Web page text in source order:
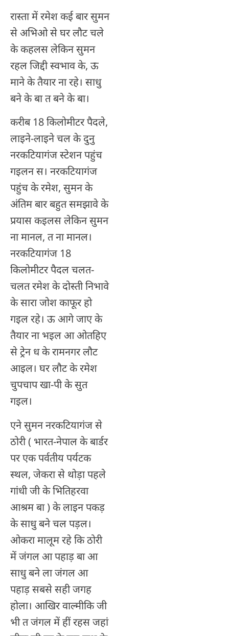
रास्ता में रमेश कई बार सुमन
से अभिओ से घर लौट चले
के कहलस लेकिन सुमन
रहल जिद्दी स्वभाव के, ऊ
माने के तैयार ना रहे। साधु
बने के बा त बने के बा।
करीब 18 किलोमीटर पैदले,
लाइने-लाइने चल के दुनु
नरकटियागंज स्टेशन पहुंच
गइलन स। नरकटियागंज
पहुंच के रमेश, सुमन के
अंतिम बार बहुत समझावे के
प्रयास कइलस लेकिन सुमन
ना मानल, त ना मानल।
नरकटियागंज 18
किलोमीटर पैदल चलत-
चलत रमेश के दोस्ती निभावे
के सारा जोश काफूर हो
गइल रहे। ऊ आगे जाए के
तैयार ना भइल आ ओतहिए
से ट्रेन ध के रामनगर लौट
आइल। घर लौट के रमेश
चुपचाप खा-पी के सुत
गइल।
एने सुमन नरकटियागंज से
ठोरी ( भारत-नेपाल के बार्डर
पर एक पर्वतीय पर्यटक
स्थल, जेकरा से थोड़ा पहले
गांधी जी के भितिहरवा
आश्रम बा ) के लाइन पकड़
के साधु बने चल पड़ल।
ओकरा मालूम रहे कि ठोरी
में जंगल आ पहाड़ बा आ
साधु बने ला जंगल आ
पहाड़ सबसे सही जगह
होला। आखिर वाल्मीकि जी
भी त जंगल में हीं रहस जहां